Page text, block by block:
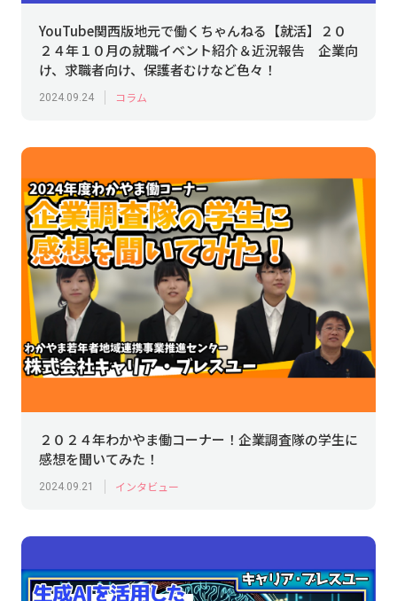
YouTube関西版地元で働くちゃんねる【就活】２０
２４年１０月の就職イベント紹介＆近況報告 企業向
け、求職者向け、保護者むけなど色々！
2024.09.24 コラム
２０２４年わかやま働コーナー！企業調査隊の学生に
感想を聞いてみた！
2024.09.21 インタビュー